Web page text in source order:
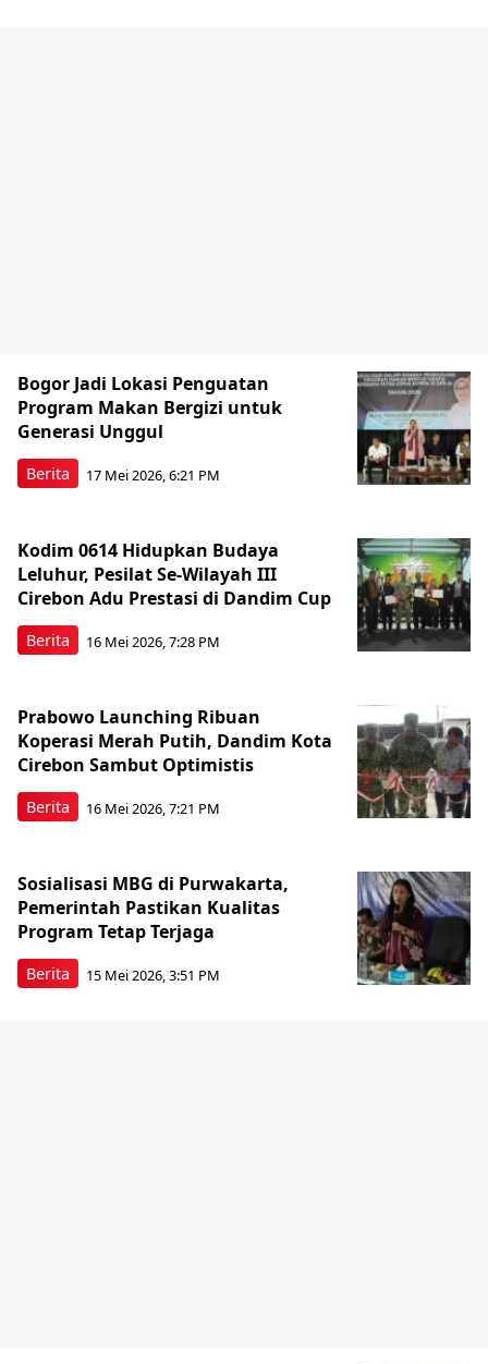
Berita
Bogor Jadi Lokasi Penguatan
Program Makan Bergizi untuk
Generasi Unggul
17 Mei 2026, 6:21 PM
Berita
Kodim 0614 Hidupkan Budaya
Leluhur, Pesilat Se-Wilayah III
Cirebon Adu Prestasi di Dandim Cup
16 Mei 2026, 7:28 PM
Berita
Prabowo Launching Ribuan
Koperasi Merah Putih, Dandim Kota
Cirebon Sambut Optimistis
16 Mei 2026, 7:21 PM
Berita
Sosialisasi MBG di Purwakarta,
Pemerintah Pastikan Kualitas
Program Tetap Terjaga
15 Mei 2026, 3:51 PM